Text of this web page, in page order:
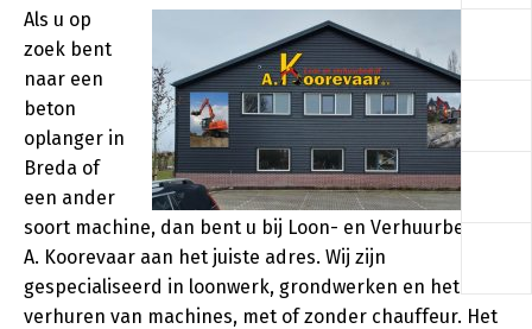
Als u op
zoek bent
naar een
beton
oplanger in
Breda of
een ander
soort machine, dan bent u bij Loon- en Verhuurbedrijf
A. Koorevaar aan het juiste adres. Wij zijn
gespecialiseerd in loonwerk, grondwerken en het
verhuren van machines, met of zonder chauffeur. Het